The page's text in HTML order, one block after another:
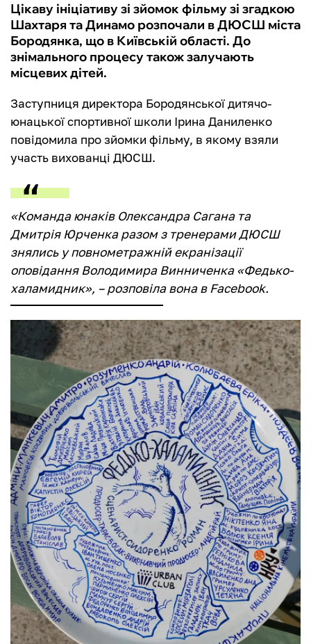
Цікаву ініціативу зі зйомок фільму зі згадкою
Шахтаря та Динамо розпочали в ДЮСШ міста
Бородянка, що в Київській області. До
знімального процесу також залучають
місцевих дітей.
Заступниця директора Бородянської дитячо-
юнацької спортивної школи Ірина Даниленко
повідомила про зйомки фільму, в якому взяли
участь вихованці ДЮСШ.
«Команда юнаків Олександра Сагана та
Дмитрія Юрченка разом з тренерами ДЮСШ
знялись у повнометражній екранізації
оповідання Володимира Винниченка «Федько-
халамидник», – розповіла вона в Facebook.